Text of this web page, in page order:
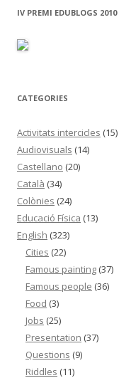
CATEGORIES
Audiovisuals
Català(34)
Colònies(24)
Educació Física
English (323)
Cities(22)
Famous painting(37)
Famous people
Food(3)
Jobs(25)
Presentation(37)
Questions
Riddles(11)
What animal is it?
Who is who(8)
Youngcast Project